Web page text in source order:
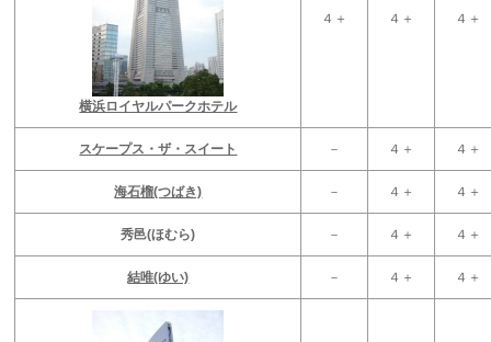
横浜ロイヤルパークホテル
４＋ ４＋ ４＋
スケープス・ザ・スイート － ４＋ ４＋
海石榴(つばき) － ４＋ ４＋
秀邑(ほむら) － ４＋ ４＋
結唯(ゆい) － ４＋ ４＋